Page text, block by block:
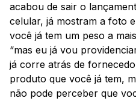
acabou de sair o
celular, já mostram a foto
você já tem um peso a
“mas eu já vou
já corre atrás de
produto que você já tem,
não pode perceber que